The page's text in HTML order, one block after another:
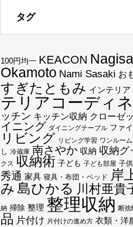
タグ
100円均一 KEACON Nagisa
Okamoto Nami Sasaki お
すぎたともみ インテリア
テリアコーディ
ッチン キッチン収納 クローゼ
イニング ダイニングテーブル ファ
リビング リビング学習 ワンルー
し 冷蔵庫 南さやか 収納 収納グ
クス 収納術 子ども 子ども部屋 子
秀通 家具 寝具・布団・ベッド
岸
み 島ひかる 川村亜貴
納 掃除 整理 整理収納 断捨
品 片付け 片付けの進め方 衣類・洋